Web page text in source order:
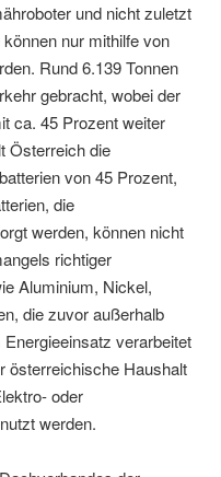
und nicht zuletzt
nur mithilfe von
Rund 6.139 Tonnen
gebracht, wobei der
ca. 45 Prozent weiter
Österreich die
von 45 Prozent,
die
werden, können nicht
richtiger
Aluminium, Nickel,
die zuvor außerhalb
verarbeitet
österreichische Haushalt
oder
werden.